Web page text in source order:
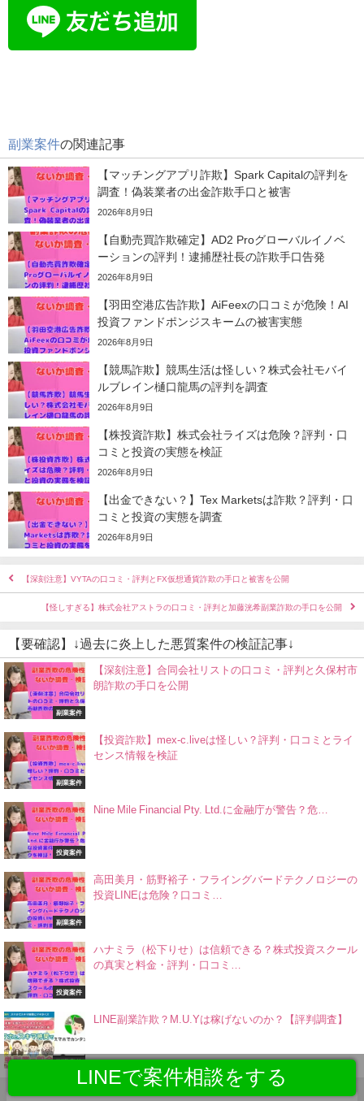
副業案件の関連記事
【マッチングアプリ詐欺】Spark Capitalの評判を
調査！偽装業者の出金詐欺手口と被害
2026年8月9日
【自動売買詐欺確定】AD2 Proグローバルイノベ
ーションの評判！逮捕歴社長の詐欺手口告発
2026年8月9日
【羽田空港広告詐欺】AiFeexの口コミが危険！AI
投資ファンドポンジスキームの被害実態
2026年8月9日
【競馬詐欺】競馬生活は怪しい？株式会社モバイ
ルブレイン樋口龍馬の評判を調査
2026年8月9日
【株投資詐欺】株式会社ライズは危険？評判・口
コミと投資の実態を検証
2026年8月9日
【出金できない？】Tex Marketsは詐欺？評判・口
コミと投資の実態を調査
2026年8月9日
【深刻注意】VYTAの口コミ・評判とFX仮想通貨詐欺の手口と被害を公開
【怪しすぎる】株式会社アストラの口コミ・評判と加藤洸希副業詐欺の手口を公開
【要確認】↓過去に炎上した悪質案件の検証記事↓
副業案件
【深刻注意】合同会社リストの口コミ・評判と久保村市
朗詐欺の手口を公開
副業案件
【投資詐欺】mex-c.liveは怪しい？評判・口コミとライ
センス情報を検証
投資案件
Nine Mile Financial Pty. Ltd.に金融庁が警告？危…
副業案件
高田美月・筋野裕子・フライングバードテクノロジーの
投資LINEは危険？口コミ…
投資案件
ハナミラ（松下りせ）は信頼できる？株式投資スクール
の真実と料金・評判・口コミ…
副業案件
LINE副業詐欺？M.U.Yは稼げないのか？【評判調査】
LINEで案件相談をする